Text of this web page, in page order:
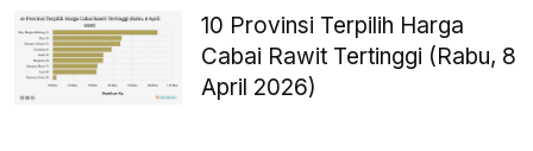
10 Provinsi Terpilih Harga
Cabai Rawit Tertinggi (Rabu, 8
April 2026)